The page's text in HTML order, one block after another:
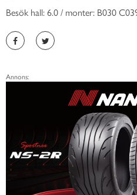
Besök hall: 6.0 / monter: B030
Annons: